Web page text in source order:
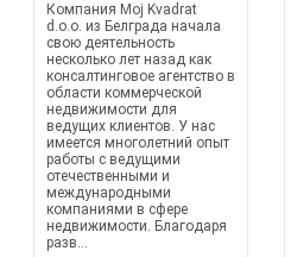
Компания Moj Kvadrat
d.o.o. из Белграда начала
свою деятельность
несколько лет назад как
консалтинговое агентство в
области коммерческой
недвижимости для
ведущих клиентов. У нас
имеется многолетний опыт
работы с ведущими
отечественными и
международными
компаниями в сфере
недвижимости. Благодаря
разв...